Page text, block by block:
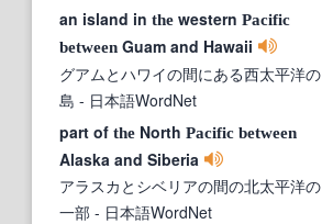
an island in the western Pacific
between Guam and Hawaii
グアムとハワイの間にある西太平洋の
島 - 日本語WordNet
part of the North Pacific between
Alaska and Siberia
アラスカとシベリアの間の北太平洋の
一部 - 日本語WordNet